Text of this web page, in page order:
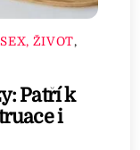
ŽIVOT,
Patří k
i